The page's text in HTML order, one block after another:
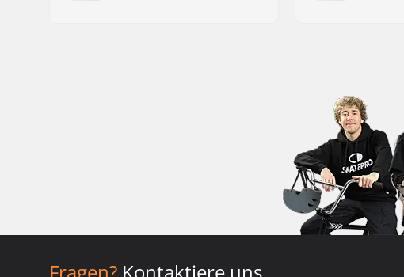
Fragen? Kontaktiere uns